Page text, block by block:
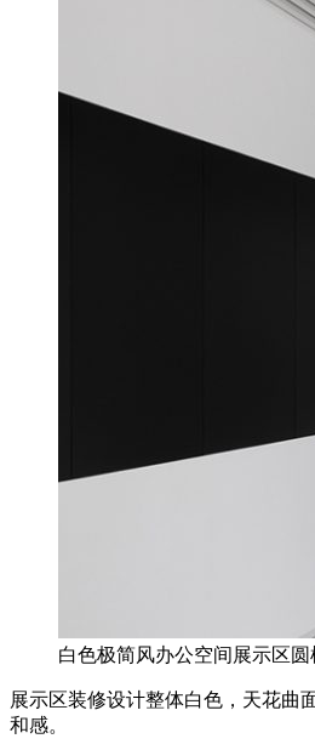
白色极简风办公空间展示区
展示区装修设计整体白色，天花曲
和感。